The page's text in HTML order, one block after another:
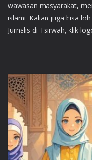
wawasan masyarakat,
islami. Kalian juga bisa
Jurnalis di Tsirwah, klik